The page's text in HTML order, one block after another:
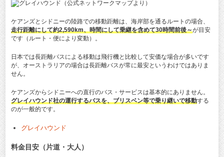
ケアンズとシドニーの陸路での移動距離は、海岸部を通るルートの場合、
走行距離にして約2,590km、時間にして乗継を含めて30時間前後～が目安
です（ルート・便により変動）。
日本では長距離バスによる移動は飛行機と比較して安価な場合が多いです
が、オーストラリアの場合は長距離バスが常に最安というわけではありま
せん。
ケアンズからシドニーへの直行のバス・サービスは基本的にありません。
グレイハウンド社の運行するバスを、ブリスベン等で乗り継いで移動する
のが一般的です。
グレイハウンド
料金目安（片道・大人）